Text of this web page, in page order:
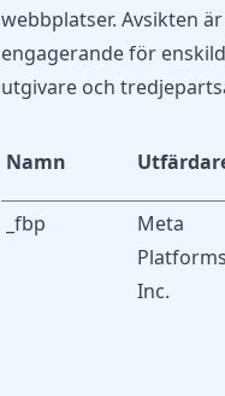
webbplatser. Avsikten
engagerande för
utgivare och
Namn
_fbp
Meta
Inc.